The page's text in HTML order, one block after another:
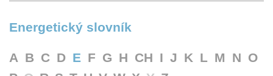
Energetický slovník
A B C D E F G H CH I J K L M N O